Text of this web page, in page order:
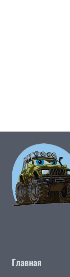
Главная